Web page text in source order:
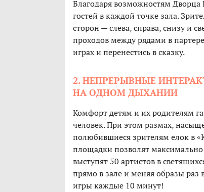
Благодаря возможностям
гостей в каждой точке зала.
сторон — слева, справа, снизу и
проходов между рядами в
играх и перенестись в сказку.
2. НЕПРЕРЫВНЫЕ
НА ОДНОМ ДЫХАНИИ
Комфорт детям и их родителям
человек. При этом размах,
полюбившиеся зрителям елок в
площадки позволят
выступят 50 артистов в
прямо в зале и меняя образы раз
игры каждые 10 минут!